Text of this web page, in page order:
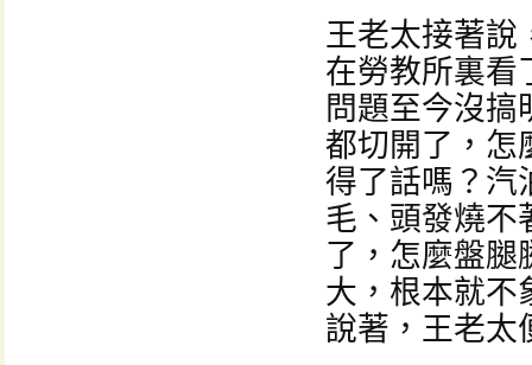
王老太接著說
在勞教所裏看
問題至今沒
都切開了，怎
得了話嗎？汽
毛、頭發燒不
了，怎麼盤腿
大，根本就不
說著，王老太